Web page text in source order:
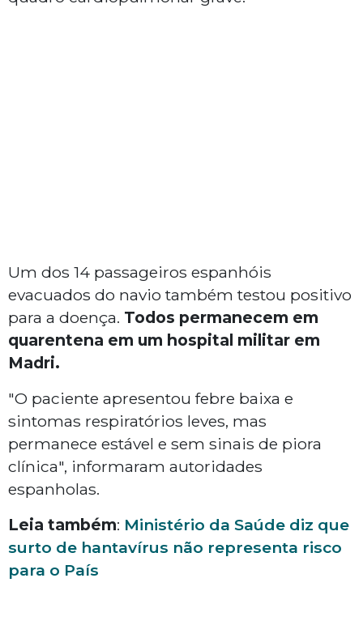
Um dos 14 passageiros espanhóis
evacuados do navio também testou positivo
para a doença. Todos permanecem em
quarentena em um hospital militar em
Madri.
"O paciente apresentou febre baixa e
sintomas respiratórios leves, mas
permanece estável e sem sinais de piora
clínica", informaram autoridades
espanholas.
Leia também: Ministério da Saúde diz que
surto de hantavírus não representa risco
para o País